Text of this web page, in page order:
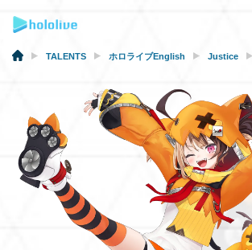
NEWS
ABOUT
TALENT
SCHEDULE
EVENTS
VIDEOS
TALENTS ホロライブEnglish Justice